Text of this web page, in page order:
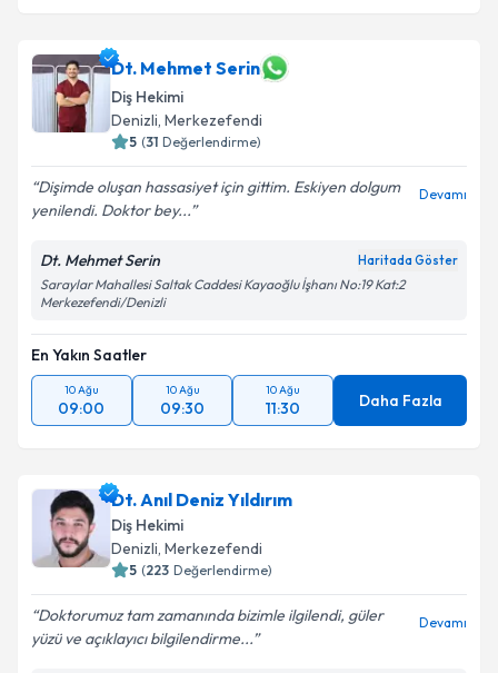
Dt. Mehmet Serin
Diş Hekimi
Denizli, Merkezefendi
5 (31 Değerlendirme)
Dişimde oluşan hassasiyet için gittim. Eskiyen dolgum
yenilendi. Doktor bey...
Devamı
Dt. Mehmet Serin Haritada Göster
Saraylar Mahallesi Saltak Caddesi Kayaoğlu İşhanı No:19 Kat:2
Merkezefendi/Denizli
En Yakın Saatler
10 Ağu
09:00
10 Ağu
09:30
10 Ağu
11:30 Daha Fazla
Dt. Anıl Deniz Yıldırım
Diş Hekimi
Denizli, Merkezefendi
5 (223 Değerlendirme)
Doktorumuz tam zamanında bizimle ilgilendi, güler
yüzü ve açıklayıcı bilgilendirme...
Devamı